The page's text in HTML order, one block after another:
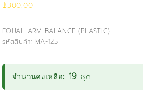
฿300.00
EQUAL ARM BALANCE (PLASTIC)
รหัสสินค้า: MA-125
จำนวนคงเหลือ: 19 ชุด